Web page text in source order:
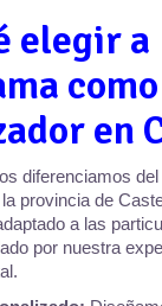
elegir a
en
diferenciamos
provincia de
a las
por nuestra